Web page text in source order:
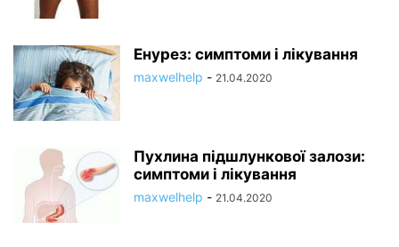
Енурез: симптоми і лікування
maxwelhelp - 21.04.2020
Пухлина підшлункової залози:
симптоми і лікування
maxwelhelp - 21.04.2020